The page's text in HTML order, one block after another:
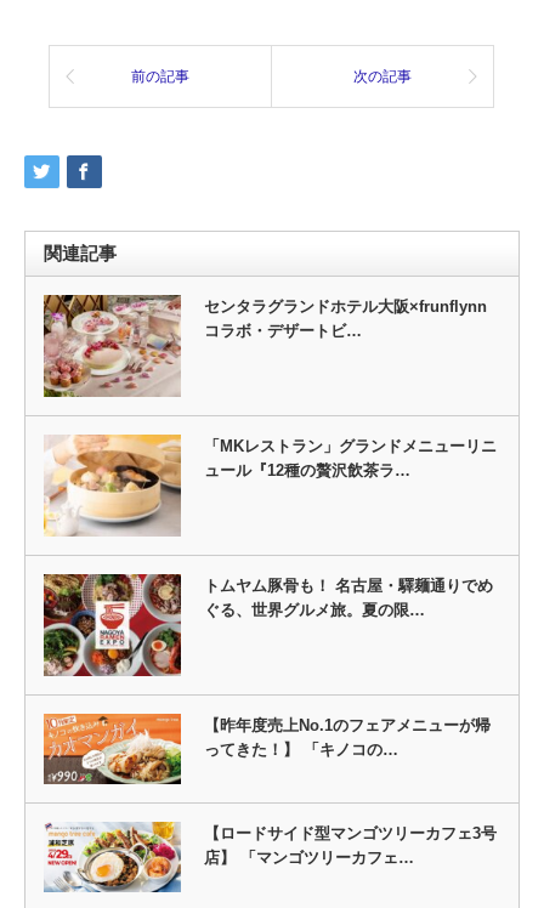
前の記事 次の記事
関連記事
センタラグランドホテル大阪×frunflynn
コラボ・デザートビ…
「MKレストラン」グランドメニューリニ
ュール『12種の贅沢飲茶ラ…
トムヤム豚骨も！ 名古屋・驛麺通りでめ
ぐる、世界グルメ旅。夏の限…
【昨年度売上No.1のフェアメニューが帰
ってきた！】 「キノコの…
【ロードサイド型マンゴツリーカフェ3号
店】 「マンゴツリーカフェ…